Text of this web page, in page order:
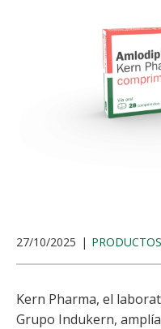
27/10/2025
Kern Pharma, el
Grupo Indukern,